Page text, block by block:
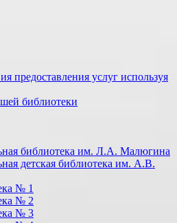
предоставления услуг используя
библиотеки
библиотека им. Л.А. Малюгина
детская библиотека им. А.В.
№ 1
№ 2
№ 3